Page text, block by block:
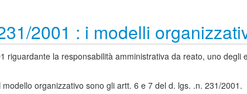
2001 : i modelli
riguardante la responsabilità amministrativa da reato, uno
organizzativo sono gli artt. 6 e 7 del d. lgs. .n. 231/2001.